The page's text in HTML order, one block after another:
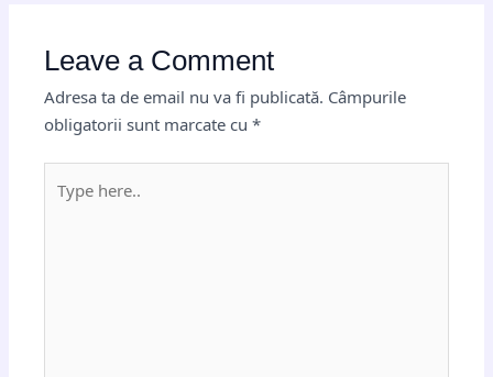
Leave a Comment
Adresa ta de email nu va fi publicată. Câmpurile
obligatorii sunt marcate cu*
here..